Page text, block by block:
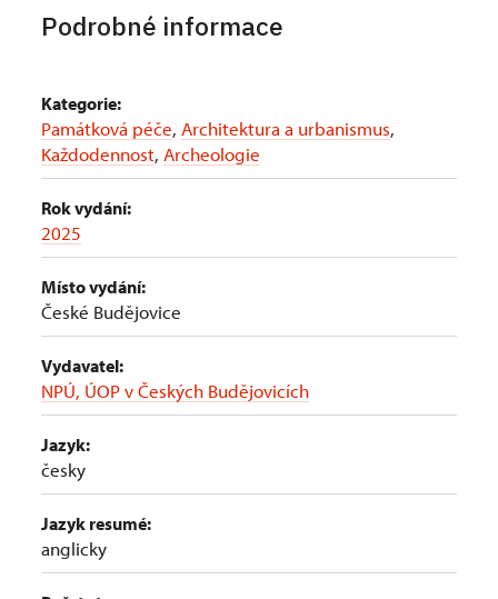
Podrobné informace
Kategorie:
Památková péče, Architektura a urbanismus,
Každodennost, Archeologie
Rok vydání:
2025
Místo vydání:
České Budějovice
Vydavatel:
NPÚ, ÚOP v Českých Budějovicích
Jazyk:
česky
Jazyk resumé:
anglicky